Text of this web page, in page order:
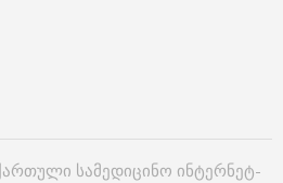
სამედიცინო ინტერნეტ-